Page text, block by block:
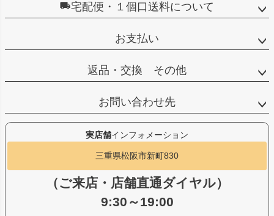
宅配便・１個口送料について
お支払い
返品・交換 その他
お問い合わせ先
実店舗インフォメーション
三重県松阪市新町830
（ご来店・店舗直通ダイヤル）
9:30～19:00